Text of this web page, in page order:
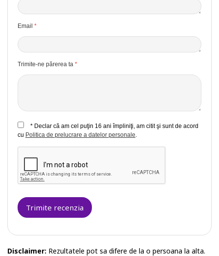
Email
Trimite-ne părerea ta
* Declar că am cel puţin 16 ani împliniţi, am citit şi sunt de acord
cu Politica de prelucrare a datelor personale.
Trimite recenzia
Disclaimer: Rezultatele pot sa difere de la o persoana la alta.